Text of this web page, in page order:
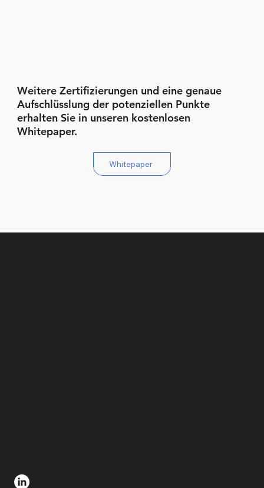
Weitere Zertifizierungen und eine genaue
Aufschlüsslung der potenziellen Punkte
erhalten Sie in unseren kostenlosen
Whitepaper.
Whitepaper